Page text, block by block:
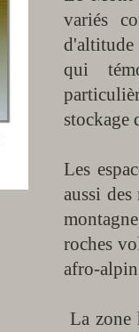
variés
d'altitude
qui
stockage
Les
aussi
roches
afro-
La zone